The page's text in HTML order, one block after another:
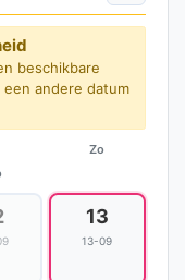
beschikbare
andere datum
Zo
13
13-09